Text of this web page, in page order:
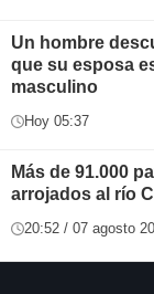
Un hombre
que su esposa
masculino
Hoy 05:37
Más de 91.000
arrojados al río
20:52 / 07 agosto